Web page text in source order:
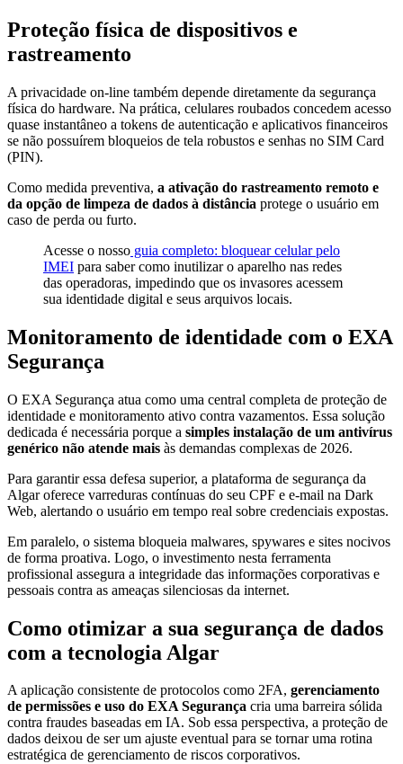
Proteção física de dispositivos e
rastreamento
A privacidade on-line também depende diretamente da segurança
física do hardware. Na prática, celulares roubados concedem acesso
quase instantâneo a tokens de autenticação e aplicativos financeiros
se não possuírem bloqueios de tela robustos e senhas no SIM Card
(PIN).
Como medida preventiva, a ativação do rastreamento remoto e
da opção de limpeza de dados à distância protege o usuário em
caso de perda ou furto.
Acesse o nosso guia completo: bloquear celular pelo
IMEI para saber como inutilizar o aparelho nas redes
das operadoras, impedindo que os invasores acessem
sua identidade digital e seus arquivos locais.
Monitoramento de identidade com o EXA
Segurança
O EXA Segurança atua como uma central completa de proteção de
identidade e monitoramento ativo contra vazamentos. Essa solução
dedicada é necessária porque a simples instalação de um antivírus
genérico não atende mais às demandas complexas de 2026.
Para garantir essa defesa superior, a plataforma de segurança da
Algar oferece varreduras contínuas do seu CPF e e-mail na Dark
Web, alertando o usuário em tempo real sobre credenciais expostas.
Em paralelo, o sistema bloqueia malwares, spywares e sites nocivos
de forma proativa. Logo, o investimento nesta ferramenta
profissional assegura a integridade das informações corporativas e
pessoais contra as ameaças silenciosas da internet.
Como otimizar a sua segurança de dados
com a tecnologia Algar
A aplicação consistente de protocolos como 2FA, gerenciamento
de permissões e uso do EXA Segurança cria uma barreira sólida
contra fraudes baseadas em IA. Sob essa perspectiva, a proteção de
dados deixou de ser um ajuste eventual para se tornar uma rotina
estratégica de gerenciamento de riscos corporativos.